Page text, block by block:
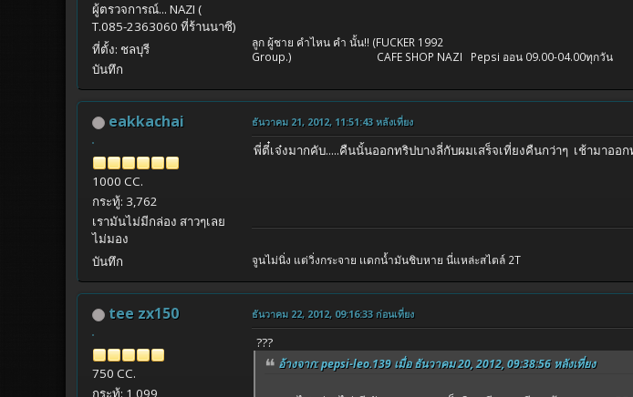
ผู้ตรวจการณ์... NAZI (
T.085-2363060 ที่ร้านนาซี)
ที่ตั้ง: ชลบุรี
บันทึก
ลูก ผู้ชาย คำไหน คำ นั้น!! (FUCKER 1992
Group.) CAFE SHOP NAZI Pepsi ออน 09.00-04.00ทุกวัน
eakkachai
1000 CC.
กระทู้: 3,762
เรามันไม่มีกล่อง สาวๆเลย
ไม่มอง
บันทึก
ธันวาคม 21, 2012, 11:51:43 หลังเที่ยง
พี่ตี๋เจ๋งมากคับ.....คืนนั้นออกทริปบางลี่กับผมเสร็จเที่ยงคืนกว่าๆ เช้ามาออ
จูนไม่นิ่ง แต่วิ่งกระจาย เเดกน้ำมันชิบหาย นี่แหล่ะสไตล์ 2T
tee zx150
750 CC.
ธันวาคม 22, 2012, 09:16:33 ก่อนเที่ยง
???
อ้างจาก: pepsi-leo.139 เมื่อ ธันวาคม 20, 2012, 09:38:56 หลังเที่ยง